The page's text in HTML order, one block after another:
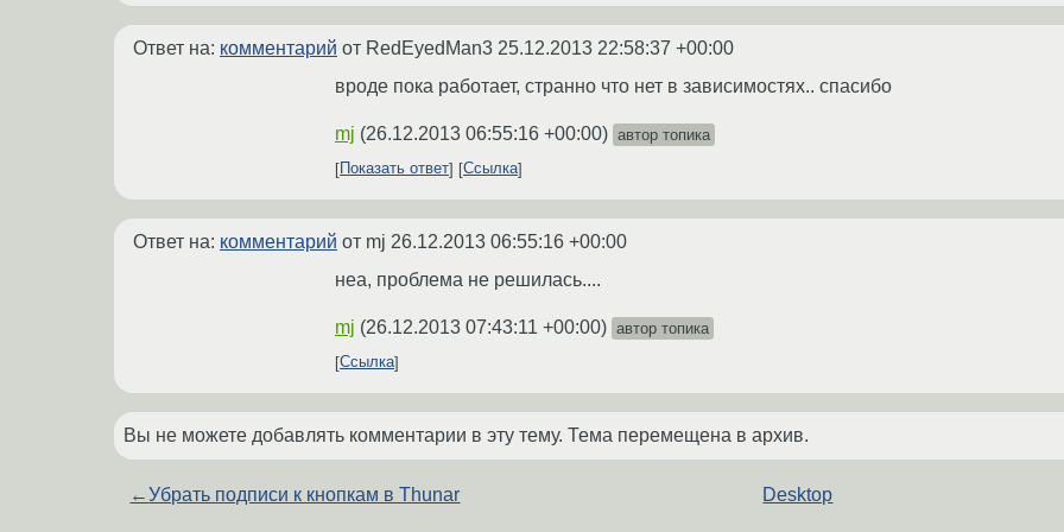
Ответ на: комментарий от RedEyedMan3 25.12.2013 22:58:37 +00:00
вроде пока работает, странно что нет в зависимостях.. спасибо
mj (26.12.2013 06:55:16 +00:00) автор топика
Показать ответ
Ссылка
Ответ на: комментарий от mj 26.12.2013 06:55:16 +00:00
неа, проблема не решилась....
mj (26.12.2013 07:43:11 +00:00) автор топика
Ссылка
Вы не можете добавлять комментарии в эту тему. Тема перемещена в архив.
←Убрать подписи к кнопкам в Thunar Desktop